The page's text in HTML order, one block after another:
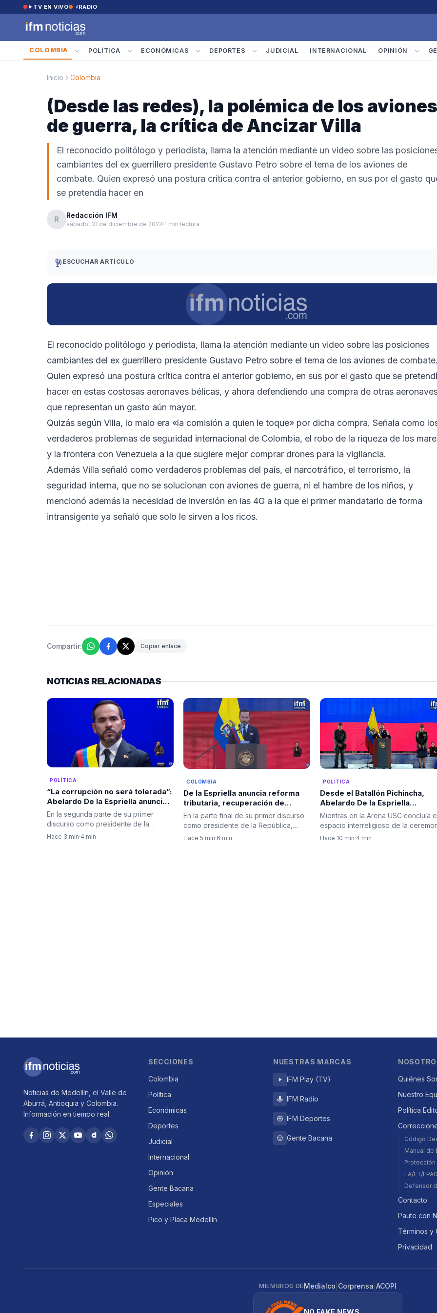
Saltar al contenido
TV EN VIVO RADIO
COLOMBIA POLÍTICA ECONÓMICAS DEPORTES JUDICIAL INTERNACIONAL OPINIÓN
Inicio Colombia
(Desde las redes), la polémica de los aviones
de guerra, la crítica de Ancizar Villa
El reconocido politólogo y periodista, llama la atención mediante un video sobre las
cambiantes del ex guerrillero presidente Gustavo Petro sobre el tema de los aviones de
combate. Quien expresó una postura crítica contra el anterior gobierno, en sus por el gasto
se pretendía hacer en
R Redacción IFM
sábado, 31 de diciembre de 2022 1 min lectura
ESCUCHAR ARTÍCULO
El reconocido politólogo y periodista, llama la atención mediante un video sobre las posiciones
cambiantes del ex guerrillero presidente Gustavo Petro sobre el tema de los aviones de combate.
Quien expresó una postura crítica contra el anterior gobierno, en sus por el gasto que se
hacer en estas costosas aeronaves bélicas, y ahora defendiendo una compra de otras
que representan un gasto aún mayor.
Quizás según Villa, lo malo era «la comisión a quien le toque» por dicha compra. Señala como
verdaderos problemas de seguridad internacional de Colombia, el robo de la riqueza de los
y la frontera con Venezuela a la que sugiere mejor comprar drones para la vigilancia.
Además Villa señaló como verdaderos problemas del país, el narcotráfico, el terrorismo, la
seguridad interna, que no se solucionan con aviones de guerra, ni el hambre de los niños, y
mencionó además la necesidad de inversión en las 4G a la que el primer mandatario de forma
intransigente ya señaló que solo le sirven a los ricos.
Compartir: Copiar enlace
NOTICIAS RELACIONADAS
POLÍTICA
“La corrupción no será tolerada”:
Abelardo De la Espriella anunció
una ofensiva con inteligencia
artificial, austeridad y mérito
como ejes de gobierno
En la segunda parte de su primer
discurso como presidente de la
República, Abelardo De la Espriella…
Hace 3 min·4 min
COLOMBIA
De la Espriella anuncia reforma
tributaria, recuperación de
Ecopetrol y una apuesta por el
campo, la educación y la familia.
En la parte final de su primer discurso
como presidente de la República,
Abelardo De la Espriella…
Hace 5 min·6 min
POLÍTICA
Desde el Batallón Pichincha,
Abelardo De la Espriella
pronunció su primer discurso
como presidente y
supremo de las Fuerzas
Mientras en la Arena USC concluía
espacio interreligioso de la
de posesión, el…
Hace 10 min·4 min
Noticias de Medellín, el Valle de
Aburrá, Antioquia y Colombia.
Información en tiempo real.
SECCIONES
Colombia
Política
Económicas
Deportes
Judicial
Internacional
Opinión
Gente Bacana
Especiales
Pico y Placa Medellín
NUESTRAS MARCAS
IFM Play (TV)
IFM Radio
IFM Deportes
Gente Bacana
Quiénes
Nuestro
Política
Código
Manual de
Protección
LA/FT/
Defensor
Contacto
Paute con
Términos y
Privacidad
MIEMBROS DEMedialco Corprensa ACOPI